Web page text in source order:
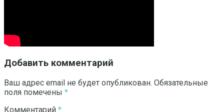
Добавить комментарий
Ваш адрес email не будет опубликован. Обязательные
поля помечены *
Комментарий *